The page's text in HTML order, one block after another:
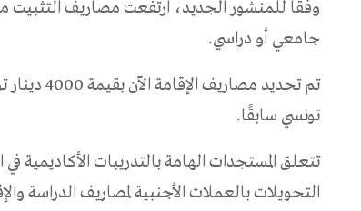
جامعي أو دراسي.
تونسي سابقًا.
تتعلق المستجدات الهامة بالتدريبات الأكاديمية
التحويلات بالعملات الأجنبية لمصاريف الدراسة